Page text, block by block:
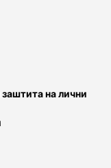
на лични